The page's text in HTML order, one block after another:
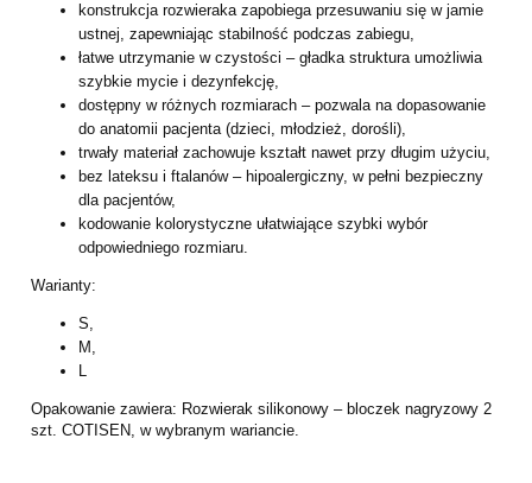
konstrukcja rozwieraka zapobiega przesuwaniu się w jamie
ustnej, zapewniając stabilność podczas zabiegu,
łatwe utrzymanie w czystości – gładka struktura umożliwia
szybkie mycie i dezynfekcję,
dostępny w różnych rozmiarach – pozwala na dopasowanie
do anatomii pacjenta (dzieci, młodzież, dorośli),
trwały materiał zachowuje kształt nawet przy długim użyciu,
bez lateksu i ftalanów – hipoalergiczny, w pełni bezpieczny
dla pacjentów,
kodowanie kolorystyczne ułatwiające szybki wybór
odpowiedniego rozmiaru.
Warianty:
S,
M,
L
Opakowanie zawiera: Rozwierak silikonowy – bloczek nagryzowy 2
szt. COTISEN, w wybranym wariancie.